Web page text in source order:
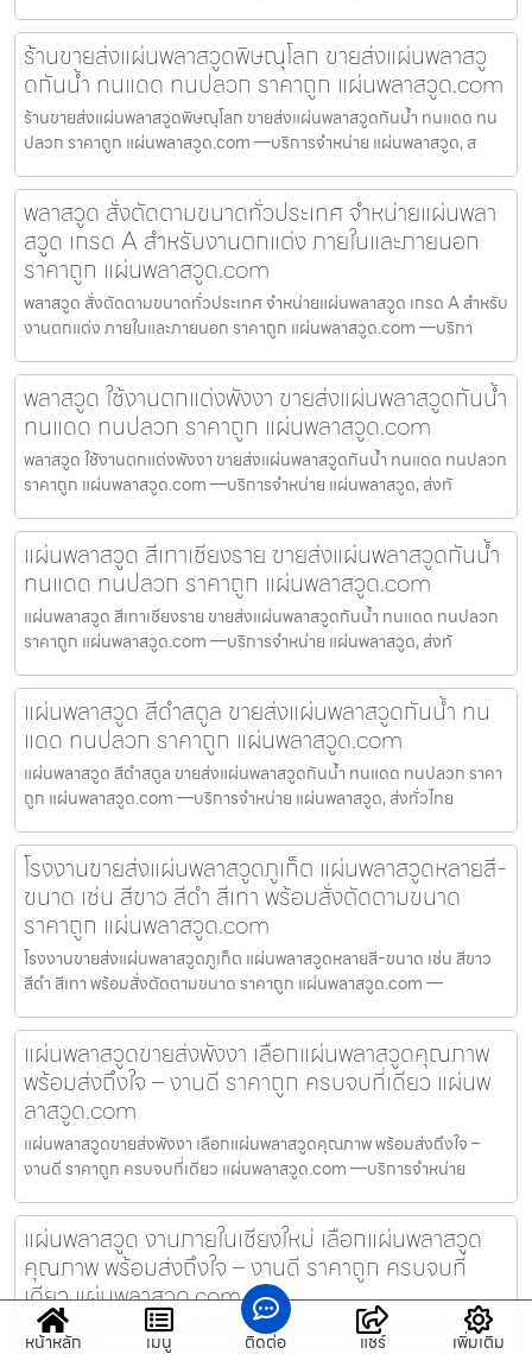
ร้านขายส่งแผ่นพลาสวูดพิษณุโลก ขายส่งแผ่นพลาสวู
ดกันน้ำ ทนแดด ทนปลวก ราคาถูก แผ่นพลาสวูด.com
ร้านขายส่งแผ่นพลาสวูดพิษณุโลก ขายส่งแผ่นพลาสวูดกันน้ำ ทนแดด ทน
ปลวก ราคาถูก แผ่นพลาสวูด.com —บริการจำหน่าย แผ่นพลาสวูด, ส
พลาสวูด สั่งตัดตามขนาดทั่วประเทศ จำหน่ายแผ่นพลา
สวูด เกรด A สำหรับงานตกแต่ง ภายในและภายนอก
ราคาถูก แผ่นพลาสวูด.com
พลาสวูด สั่งตัดตามขนาดทั่วประเทศ จำหน่ายแผ่นพลาสวูด เกรด A สำหรับ
งานตกแต่ง ภายในและภายนอก ราคาถูก แผ่นพลาสวูด.com —บริกา
พลาสวูด ใช้งานตกแต่งพังงา ขายส่งแผ่นพลาสวูดกันน้ำ
ทนแดด ทนปลวก ราคาถูก แผ่นพลาสวูด.com
พลาสวูด ใช้งานตกแต่งพังงา ขายส่งแผ่นพลาสวูดกันน้ำ ทนแดด ทนปลวก
ราคาถูก แผ่นพลาสวูด.com —บริการจำหน่าย แผ่นพลาสวูด, ส่งทั
แผ่นพลาสวูด สีเทาเชียงราย ขายส่งแผ่นพลาสวูดกันน้ำ
ทนแดด ทนปลวก ราคาถูก แผ่นพลาสวูด.com
แผ่นพลาสวูด สีเทาเชียงราย ขายส่งแผ่นพลาสวูดกันน้ำ ทนแดด ทนปลวก
ราคาถูก แผ่นพลาสวูด.com —บริการจำหน่าย แผ่นพลาสวูด, ส่งทั
แผ่นพลาสวูด สีดำสตูล ขายส่งแผ่นพลาสวูดกันน้ำ ทน
แดด ทนปลวก ราคาถูก แผ่นพลาสวูด.com
แผ่นพลาสวูด สีดำสตูล ขายส่งแผ่นพลาสวูดกันน้ำ ทนแดด ทนปลวก ราคา
ถูก แผ่นพลาสวูด.com —บริการจำหน่าย แผ่นพลาสวูด, ส่งทั่วไทย
โรงงานขายส่งแผ่นพลาสวูดภูเก็ต แผ่นพลาสวูดหลายสี-
ขนาด เช่น สีขาว สีดำ สีเทา พร้อมสั่งตัดตามขนาด
ราคาถูก แผ่นพลาสวูด.com
โรงงานขายส่งแผ่นพลาสวูดภูเก็ต แผ่นพลาสวูดหลายสี-ขนาด เช่น สีขาว
สีดำ สีเทา พร้อมสั่งตัดตามขนาด ราคาถูก แผ่นพลาสวูด.com —
แผ่นพลาสวูดขายส่งพังงา เลือกแผ่นพลาสวูดคุณภาพ
พร้อมส่งถึงใจ – งานดี ราคาถูก ครบจบที่เดียว แผ่นพ
ลาสวูด.com
แผ่นพลาสวูดขายส่งพังงา เลือกแผ่นพลาสวูดคุณภาพ พร้อมส่งถึงใจ –
งานดี ราคาถูก ครบจบที่เดียว แผ่นพลาสวูด.com —บริการจำหน่าย
แผ่นพลาสวูด งานภายในเชียงใหม่ เลือกแผ่นพลาสวูด
คุณภาพ พร้อมส่งถึงใจ – งานดี ราคาถูก ครบจบที่
เดียว แผ่นพลาสวูด.com
แผ่นพลาสวูด งานภายในเชียงใหม่ เลือกแผ่นพลาสวูดคุณภาพ พร้อมส่ง
หน้าหลัก เมนู ติดต่อ แชร์ เพิ่มเติม